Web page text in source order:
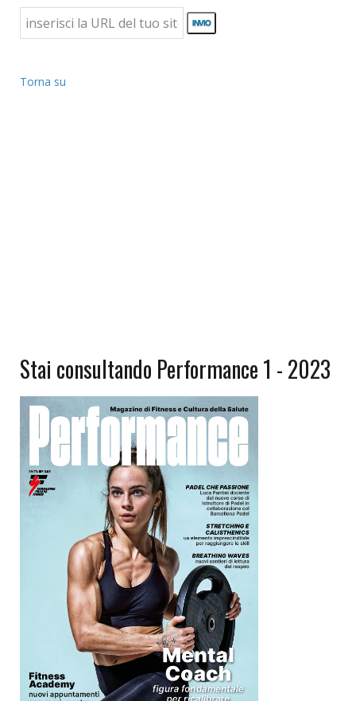
Torna su
Stai consultando Performance 1 - 2023